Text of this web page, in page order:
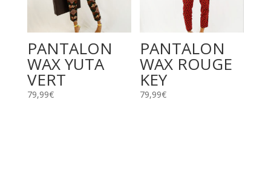
PANTALON
WAX YUTA
VERT
79,99€
PANTALON
WAX ROUGE
KEY
79,99€